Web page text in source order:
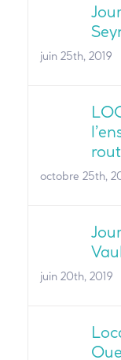
juin 25th, 2019
octobre 25th,
juin 20th, 2019